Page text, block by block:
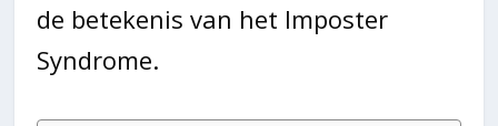
de betekenis van het Imposter
Syndrome.